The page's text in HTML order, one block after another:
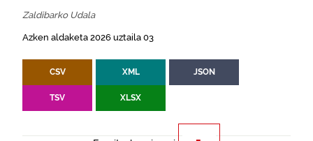
Zaldibarko Udala
Azken aldaketa 2026 uztaila 03
CSV XML JSON
TSV XLSX